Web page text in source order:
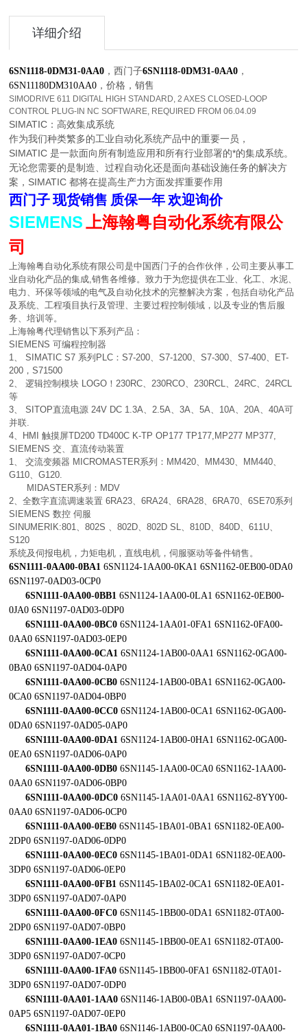
详细介绍
6SN1118-0DM31-0AA0 ，西门子6SN1118-0DM31-0AA0 ，
6SN11180DM310AA0 ，价格，销售
SIMODRIVE 611 DIGITAL HIGH STANDARD, 2 AXES CLOSED-LOOP
CONTROL PLUG-IN NC SOFTWARE, REQUIRED FROM 06.04.09
SIMATIC：高效集成系统
作为我们种类繁多的工业自动化系统产品中的重要一员，
SIMATIC 是一款面向所有制造应用和所有行业部署的*的集成系统。
无论您需要的是制造、过程自动化还是面向基础设施任务的解决方
案，SIMATIC 都将在提高生产力方面发挥重要作用
西门子 现货销售 质保一年 欢迎询价
SIEMENS 上海翰粤自动化系统有限公
司
上海翰粤自动化系统有限公司是中国西门子的合作伙伴，公司主要从事工
业自动化产品的集成,销售各维修。致力于为您提供在工业、化工、水泥、
电力、环保等领域的电气及自动化技术的完整解决方案，包括自动化产品
及系统、工程项目执行及管理、主要过程控制领域，以及专业的售后服
务、培训等。
上海翰粤代理销售以下系列产品：
SIEMENS 可编程控制器
1、 SIMATIC S7 系列PLC：S7-200、S7-1200、S7-300、S7-400、ET-
200，S71500
2、 逻辑控制模块 LOGO！230RC、230RCO、230RCL、24RC、24RCL
等
3、 SITOP直流电源 24V DC 1.3A、2.5A、3A、5A、10A、20A、40A可
并联.
4、HMI 触摸屏TD200 TD400C K-TP OP177 TP177,MP277 MP377,
SIEMENS 交、直流传动装置
1、 交流变频器 MICROMASTER系列：MM420、MM430、MM440、
G110、G120.
MIDASTER系列：MDV
2、全数字直流调速装置 6RA23、6RA24、6RA28、6RA70、6SE70系列
SIEMENS 数控 伺服
SINUMERIK:801、802S 、802D、802D SL、810D、840D、611U、
S120
系统及伺报电机，力矩电机，直线电机，伺服驱动等备件销售。
6SN1111-0AA00-0BA1 6SN1124-1AA00-0KA1 6SN1162-0EB00-0DA0
6SN1197-0AD03-0CP0
6SN1111-0AA00-0BB1 6SN1124-1AA00-0LA1 6SN1162-0EB00-
0JA0 6SN1197-0AD03-0DP0
6SN1111-0AA00-0BC0 6SN1124-1AA01-0FA1 6SN1162-0FA00-
0AA0 6SN1197-0AD03-0EP0
6SN1111-0AA00-0CA1 6SN1124-1AB00-0AA1 6SN1162-0GA00-
0BA0 6SN1197-0AD04-0AP0
6SN1111-0AA00-0CB0 6SN1124-1AB00-0BA1 6SN1162-0GA00-
0CA0 6SN1197-0AD04-0BP0
6SN1111-0AA00-0CC0 6SN1124-1AB00-0CA1 6SN1162-0GA00-
0DA0 6SN1197-0AD05-0AP0
6SN1111-0AA00-0DA1 6SN1124-1AB00-0HA1 6SN1162-0GA00-
0EA0 6SN1197-0AD06-0AP0
6SN1111-0AA00-0DB0 6SN1145-1AA00-0CA0 6SN1162-1AA00-
0AA0 6SN1197-0AD06-0BP0
6SN1111-0AA00-0DC0 6SN1145-1AA01-0AA1 6SN1162-8YY00-
0AA0 6SN1197-0AD06-0CP0
6SN1111-0AA00-0EB0 6SN1145-1BA01-0BA1 6SN1182-0EA00-
2DP0 6SN1197-0AD06-0DP0
6SN1111-0AA00-0EC0 6SN1145-1BA01-0DA1 6SN1182-0EA00-
3DP0 6SN1197-0AD06-0EP0
6SN1111-0AA00-0FB1 6SN1145-1BA02-0CA1 6SN1182-0EA01-
3DP0 6SN1197-0AD07-0AP0
6SN1111-0AA00-0FC0 6SN1145-1BB00-0DA1 6SN1182-0TA00-
2DP0 6SN1197-0AD07-0BP0
6SN1111-0AA00-1EA0 6SN1145-1BB00-0EA1 6SN1182-0TA00-
3DP0 6SN1197-0AD07-0CP0
6SN1111-0AA00-1FA0 6SN1145-1BB00-0FA1 6SN1182-0TA01-
3DP0 6SN1197-0AD07-0DP0
6SN1111-0AA01-1AA0 6SN1146-1AB00-0BA1 6SN1197-0AA00-
0AP5 6SN1197-0AD07-0EP0
6SN1111-0AA01-1BA0 6SN1146-1AB00-0CA0 6SN1197-0AA00-